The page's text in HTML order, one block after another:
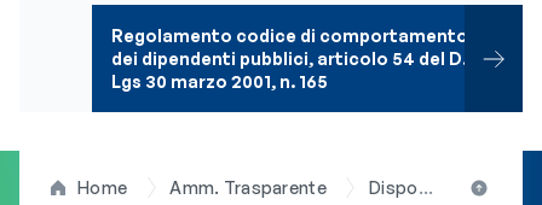
Regolamento codice di comportamento
dei dipendenti pubblici, articolo 54 del D.
Lgs 30 marzo 2001, n. 165
Home Amm. Trasparente Disposizioni generali